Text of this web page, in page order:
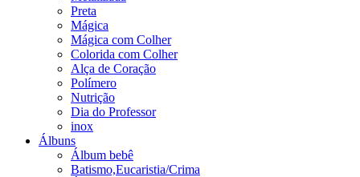
Preta
Mágica
Mágica com Colher
Colorida com Colher
Alça de Coração
Polímero
Nutrição
Dia do Professor
inox
Álbuns
Álbum bebê
Batismo,Eucaristia/Crima